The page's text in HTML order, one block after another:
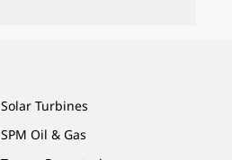
Solar Turbines
SPM Oil & Gas